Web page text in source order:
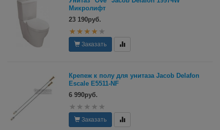
Микролифт
23 190руб.
Заказать
Крепеж к полу для унитаза Jacob Delafon
Escale E5511-NF
6 990руб.
Заказать